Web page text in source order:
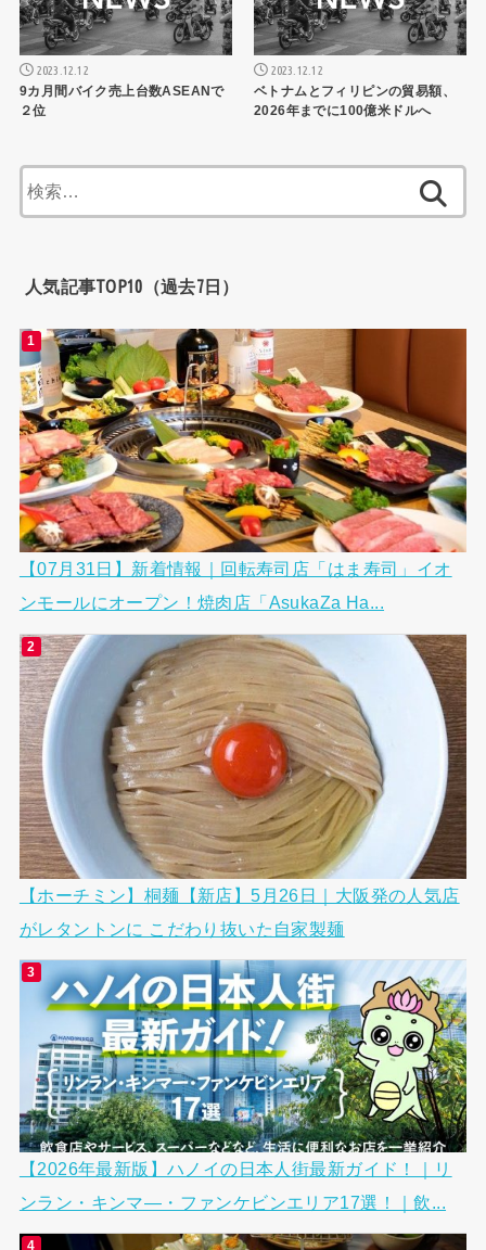
2023.12.12
9カ月間バイク売上台数ASEANで
２位
2023.12.12
ベトナムとフィリピンの貿易額、
2026年までに100億米ドルへ
索:
人気記事TOP10（過去7日）
【07月31日】新着情報｜回転寿司店「はま寿司」イオ
ンモールにオープン！焼肉店「AsukaZa Ha...
【ホーチミン】桐麺【新店】5月26日｜大阪発の人気店
がレタントンに こだわり抜いた自家製麺
【2026年最新版】ハノイの日本人街最新ガイド！｜リ
ンラン・キンマ―・ファンケビンエリア17選！｜飲...